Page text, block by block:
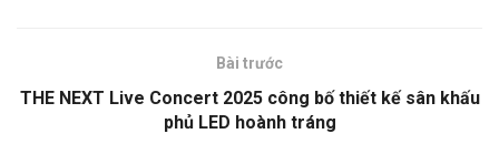
Bài trước
THE NEXT Live Concert 2025 công bố thiết kế sân khấu
phủ LED hoành tráng